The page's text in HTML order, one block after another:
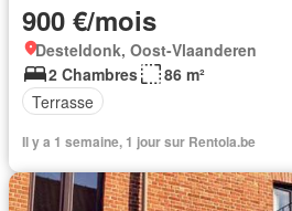
900 €/mois
Desteldonk, Oost-Vlaanderen
2 Chambres
86 m²
Terrasse
Il y a 1 semaine, 1 jour sur Rentola.be